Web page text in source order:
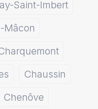
Saint-Imbert
Mâcon
Chaussin
Chenôve